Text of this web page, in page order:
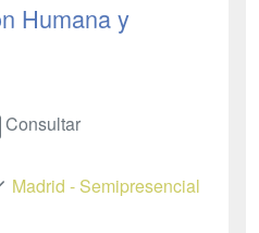
Humana y
Consultar
Madrid - Semipresencial